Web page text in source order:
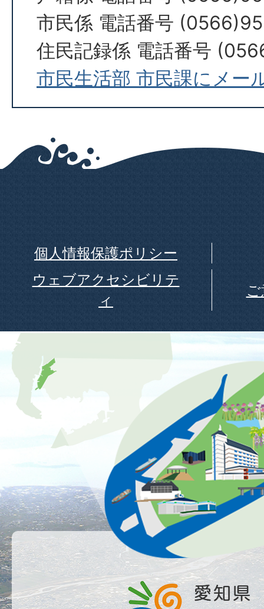
市民係 電話番号
住民記録係 電話番号
市民生活部 市民課にメー
個人情報保護ポリシー
ウェブアクセシビリテ
ィ